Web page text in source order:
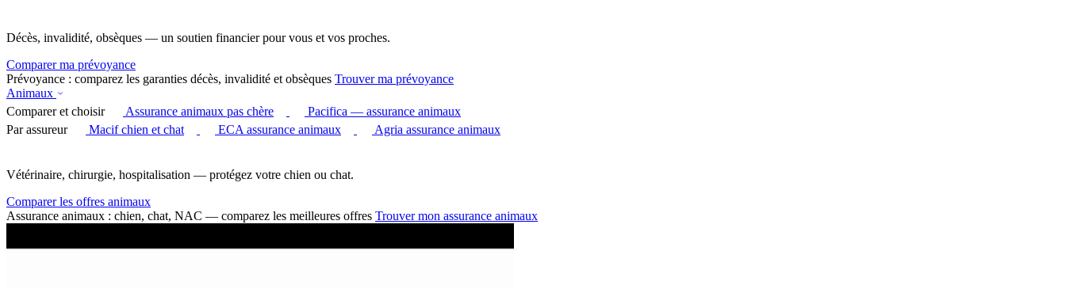
Décès, invalidité, obsèques — un soutien financier pour vous et vos proches.
Comparer ma prévoyance
Prévoyance : comparez les garanties décès, invalidité et obsèques Trouver ma prévoyance
Animaux
Comparer et choisir
Assurance animaux pas chère
Pacifica — assurance animaux
Par assureur
Macif chien et chat ECA assurance animaux Agria assurance animaux
Vétérinaire, chirurgie, hospitalisation — protégez votre chien ou chat.
Comparer les offres animaux
Assurance animaux : chien, chat, NAC — comparez les meilleures offres Trouver mon assurance animaux